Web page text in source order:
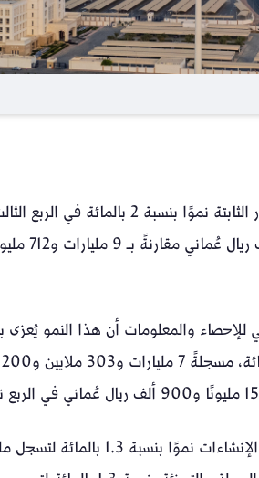
للإحصاء والمعلومات أن هذا النمو